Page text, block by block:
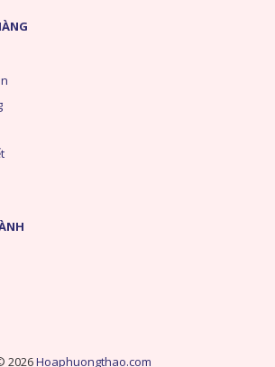
2026Hoaphuongthao.com